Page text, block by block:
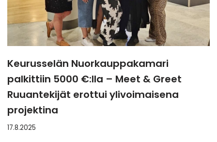
Keurusselän Nuorkauppakamari
palkittiin 5000 €:lla – Meet & Greet
Ruuantekijät erottui ylivoimaisena
projektina
17.8.2025